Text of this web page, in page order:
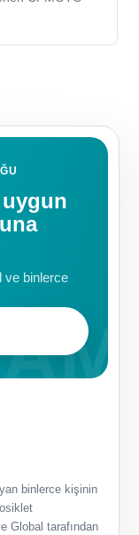
ve binlerce
binlerce kişinin
Global tarafından